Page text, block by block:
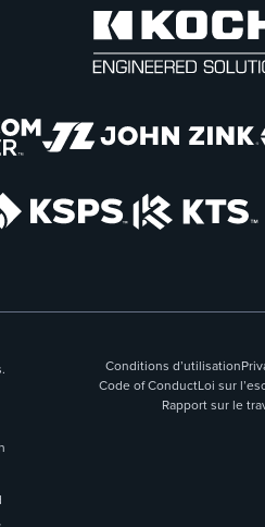
Conditions d’utilisation
Code of ConductLoi sur
Rapport sur le